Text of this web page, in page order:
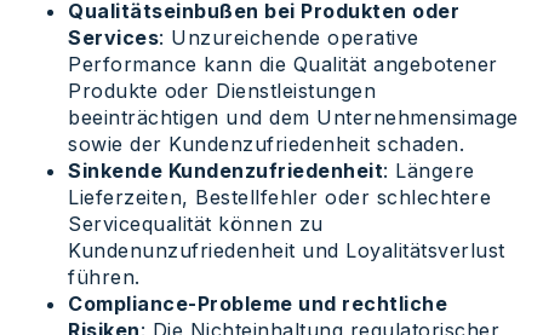
Qualitätseinbußen bei Produkten oder
Services: Unzureichende operative
Performance kann die Qualität angebotener
Produkte oder Dienstleistungen
beeinträchtigen und dem Unternehmensimage
sowie der Kundenzufriedenheit schaden.
Sinkende Kundenzufriedenheit: Längere
Lieferzeiten, Bestellfehler oder schlechtere
Servicequalität können zu
Kundenunzufriedenheit und Loyalitätsverlust
führen.
Compliance-Probleme und rechtliche
Risiken: Die Nichteinhaltung regulatorischer